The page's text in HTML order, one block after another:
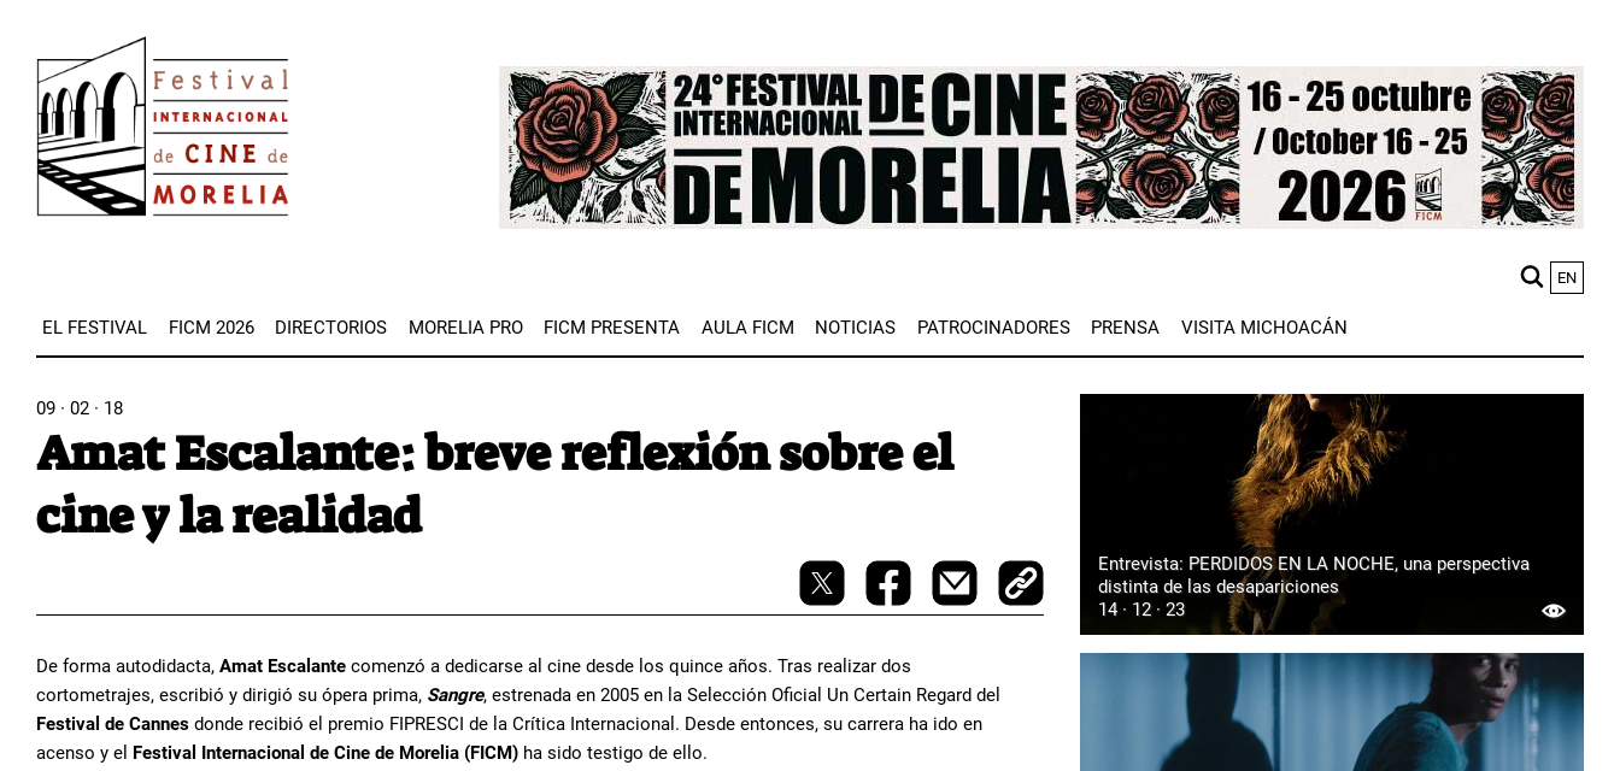
contenido
principal
Image
EN
EL FESTIVAL FICM 2026 DIRECTORIOS MORELIA PRO FICM PRESENTA AULA FICM NOTICIAS PATROCINADORES PRENSA VISITA MICHOACÁN
09 · 02 · 18
Amat Escalante: breve reflexión sobre el
cine y la realidad
De forma autodidacta, Amat Escalante comenzó a dedicarse al cine desde los quince años. Tras realizar dos
cortometrajes, escribió y dirigió su ópera prima, Sangre, estrenada en 2005 en la Selección Oficial Un Certain Regard del
Festival de Cannes donde recibió el premio FIPRESCI de la Crítica Internacional. Desde entonces, su carrera ha ido en
acenso y el Festival Internacional de Cine de Morelia (FICM) ha sido testigo de ello.
Entrevista: PERDIDOS EN LA NOCHE, una perspectiva
distinta de las desapariciones
14 · 12 · 23